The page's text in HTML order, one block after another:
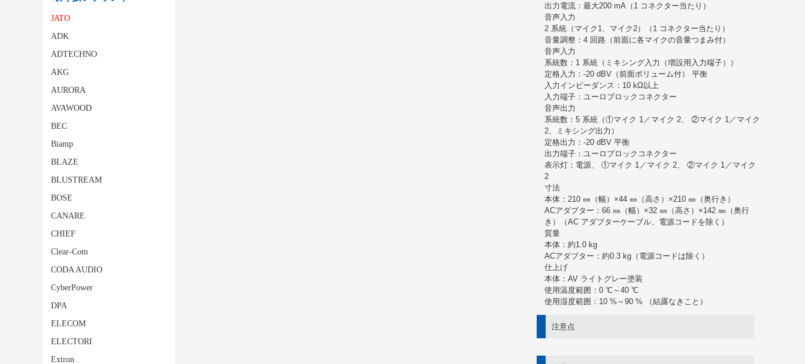
JATO
ADK
ADTECHNO
AKG
AURORA
AVAWOOD
BEC
Biamp
BLAZE
BLUSTREAM
BOSE
CANARE
CHIEF
Clear-Com
CODA AUDIO
CyberPower
DPA
ELECOM
ELECTORI
Extron
出力電流：最大200 mA（1 コネクター当たり）
音声入力
2 系統（マイク1、マイク2）（1 コネクター当たり）
音量調整：4 回路（前面に各マイクの音量つまみ付）
音声入力
系統数：1 系統（ミキシング入力（増設用入力端子））
定格入力：-20 dBV（前面ボリューム付） 平衡
入力インピーダンス：10 kΩ以上
入力端子：ユーロブロックコネクター
音声出力
系統数：5 系統（①マイク 1／マイク 2、 ②マイク 1／マイク
2、ミキシング出力）
定格出力：-20 dBV 平衡
出力端子：ユーロブロックコネクター
表示灯：電源、 ①マイク 1／マイク 2、 ②マイク 1／マイク
2
寸法
本体：210 ㎜（幅）×44 ㎜（高さ）×210 ㎜（奥行き）
ACアダプター：66 ㎜（幅）×32 ㎜（高さ）×142 ㎜（奥行
き）（AC アダプターケーブル、電源コードを除く）
質量
本体：約1.0 kg
ACアダプター：約0.3 kg（電源コードは除く）
仕上げ
本体：AV ライトグレー塗装
使用温度範囲：0 ℃～40 ℃
使用湿度範囲：10 %～90 % （結露なきこと）
注意点